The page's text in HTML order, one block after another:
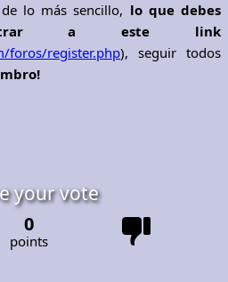
lo más sencillo, lo que debes
a este link
foros/register.php), seguir todos
your vote
0
points